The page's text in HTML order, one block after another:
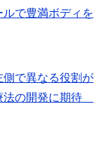
で豊満ボディを
側で異なる役割が
法の開発に期待